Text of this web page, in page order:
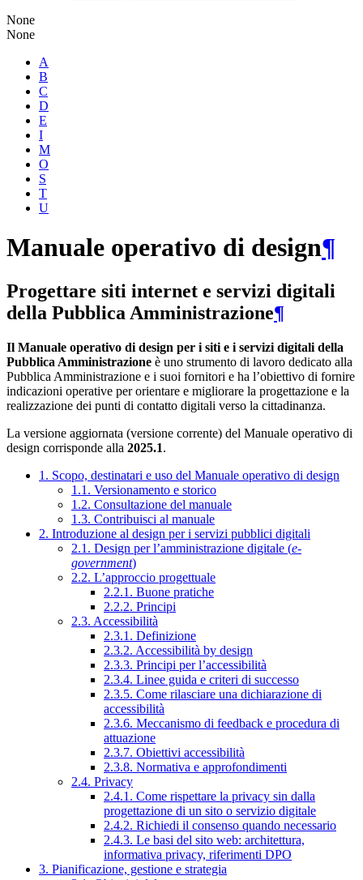
None
None
A
B
C
D
E
I
M
O
S
T
U
Manuale operativo di design¶
Progettare siti internet e servizi digitali
della Pubblica Amministrazione¶
Il Manuale operativo di design per i siti e i servizi digitali della
Pubblica Amministrazione è uno strumento di lavoro dedicato alla
Pubblica Amministrazione e i suoi fornitori e ha l’obiettivo di fornire
indicazioni operative per orientare e migliorare la progettazione e la
realizzazione dei punti di contatto digitali verso la cittadinanza.
La versione aggiornata (versione corrente) del Manuale operativo di
design corrisponde alla 2025.1.
1. Scopo, destinatari e uso del Manuale operativo di design
1.1. Versionamento e storico
1.2. Consultazione del manuale
1.3. Contribuisci al manuale
2. Introduzione al design per i servizi pubblici digitali
2.1. Design per l’amministrazione digitale (e-
government)
2.2. L’approccio progettuale
2.2.1. Buone pratiche
2.2.2. Principi
2.3. Accessibilità
2.3.1. Definizione
2.3.2. Accessibilità by design
2.3.3. Principi per l’accessibilità
2.3.4. Linee guida e criteri di successo
2.3.5. Come rilasciare una dichiarazione di
accessibilità
2.3.6. Meccanismo di feedback e procedura di
attuazione
2.3.7. Obiettivi accessibilità
2.3.8. Normativa e approfondimenti
2.4. Privacy
2.4.1. Come rispettare la privacy sin dalla
progettazione di un sito o servizio digitale
2.4.2. Richiedi il consenso quando necessario
2.4.3. Le basi del sito web: architettura,
informativa privacy, riferimenti DPO
3. Pianificazione, gestione e strategia